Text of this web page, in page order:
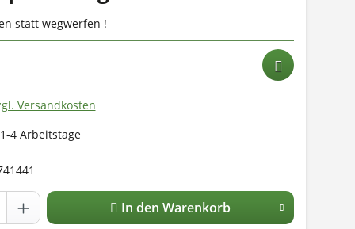
statt wegwerfen !
Versandkosten
4 Arbeitstage
In den Warenkorb